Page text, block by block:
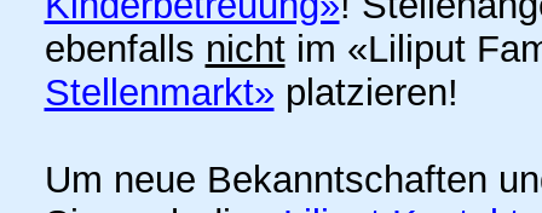
ebenfalls nichtim «Liliput
Stellenmarkt» platzieren!
Um neue Bekanntschaften